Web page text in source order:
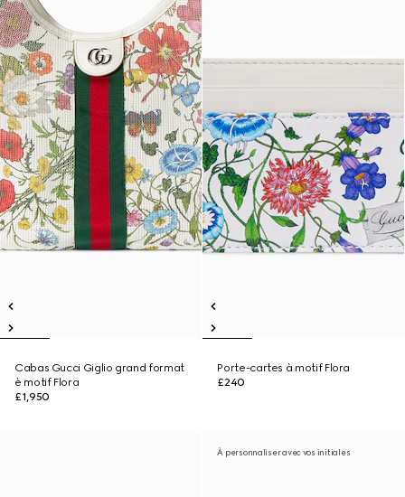
Cabas Gucci Giglio grand format
è motif Flora
£1,950
Porte-cartes à motif Flora
£240
À personnaliser avec vos initiales